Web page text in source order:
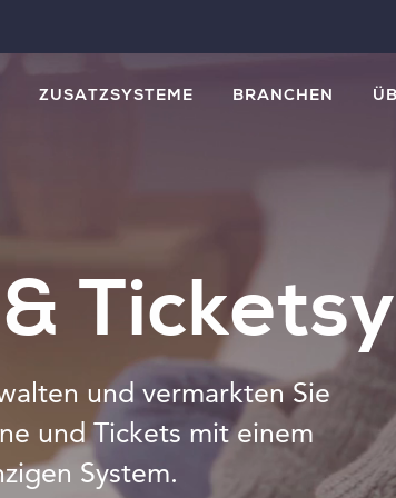
ZUSATZSYSTEME BRANCHEN
und vermarkten Sie
und Tickets mit einem
System.